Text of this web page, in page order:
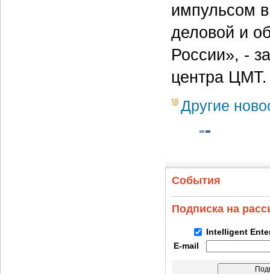
импульсом
деловой и
России», -
центра ЦМТ.
Другие
События
Подписка на
Intelligent
E-mail